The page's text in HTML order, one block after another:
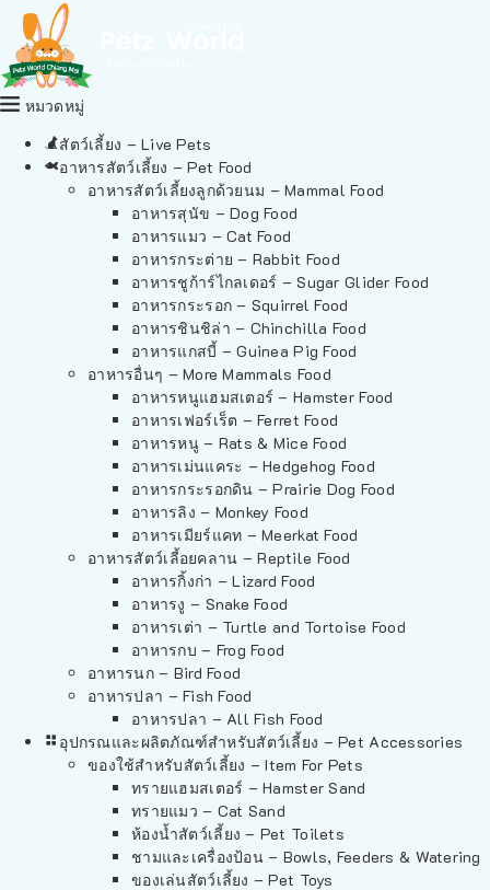
หมวดหมู่
สัตว์เลี้ยง – Live Pets
อาหารสัตว์เลี้ยง – Pet Food
อาหารสัตว์เลี้ยงลูกด้วยนม – Mammal Food
อาหารสุนัข – Dog Food
อาหารแมว – Cat Food
อาหารกระต่าย – Rabbit Food
อาหารชูก้าร์ไกลเดอร์ – Sugar Glider Food
อาหารกระรอก – Squirrel Food
อาหารชินชิล่า – Chinchilla Food
อาหารแกสบี้ – Guinea Pig Food
อาหารอื่นๆ – More Mammals Food
อาหารหนูแฮมสเตอร์ – Hamster Food
อาหารเฟอร์เร็ต – Ferret Food
อาหารหนู – Rats & Mice Food
อาหารเม่นแคระ – Hedgehog Food
อาหารกระรอกดิน – Prairie Dog Food
อาหารลิง – Monkey Food
อาหารเมียร์แคท – Meerkat Food
อาหารสัตว์เลี้อยคลาน – Reptile Food
อาหารกิ้งก่า – Lizard Food
อาหารงู – Snake Food
อาหารเต่า – Turtle and Tortoise Food
อาหารกบ – Frog Food
อาหารนก – Bird Food
อาหารปลา – Fish Food
อาหารปลา – All Fish Food
อุปกรณและผลิตภัณฑ์สำหรับสัตว์เลี้ยง – Pet Accessories
ของใช้สำหรับสัตว์เลี้ยง – Item For Pets
ทรายแฮมสเตอร์ – Hamster Sand
ทรายแมว – Cat Sand
ห้องน้ำสัตว์เลี้ยง – Pet Toilets
ชามและเครื่องป้อน – Bowls, Feeders & Watering
ของเล่นสัตว์เลี้ยง – Pet Toys